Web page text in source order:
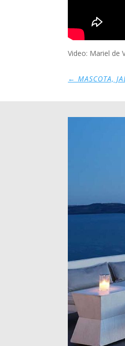
Video: Mariel de
←MASCOTA,